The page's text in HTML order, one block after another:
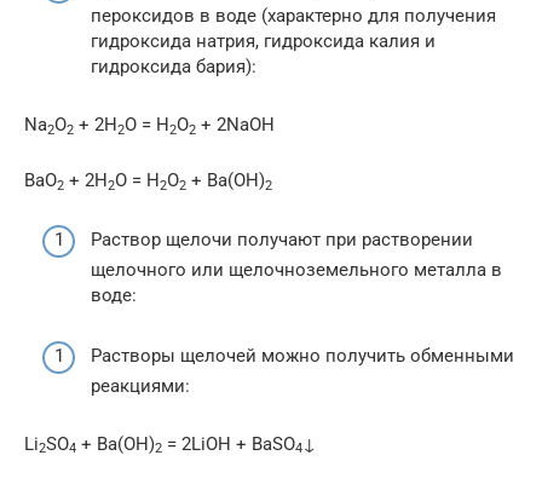
пероксидов в воде (характерно для получения
гидроксида натрия, гидроксида калия и
гидроксида бария):
Na2O2 + 2H2O = H2O2 + 2NaOH
BaO2 + 2H2O = H2O2 + Ba(OH)2
Раствор щелочи получают при растворении
щелочного или щелочноземельного металла в
воде:
Растворы щелочей можно получить обменными
реакциями:
Li2SO4 + Ba(OH)2 = 2LiOH + BaSO4 ↓